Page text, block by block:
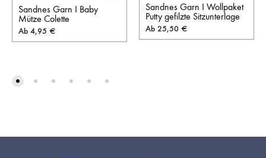
Sandnes Garn I Baby
Mütze Colette
Ab 4,95 €
Sandnes Garn I Wollpaket
Putty gefilzte Sitzunterlage
Ab 25,50 €